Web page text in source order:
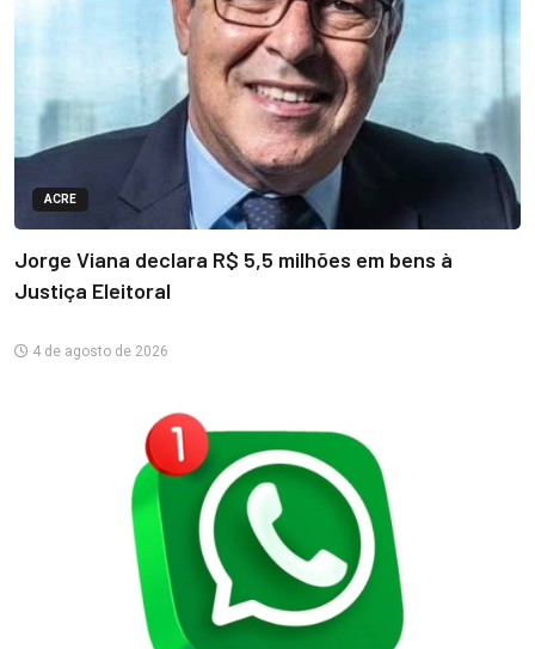
ACRE
Jorge Viana declara R$ 5,5 milhões em bens à
Justiça Eleitoral
4 de agosto de 2026